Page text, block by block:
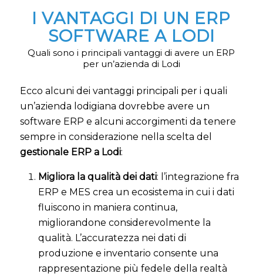
I VANTAGGI DI UN ERP
SOFTWARE A LODI
Quali sono i principali vantaggi di avere un ERP
per un’azienda di Lodi
Ecco alcuni dei vantaggi principali per i quali
un’azienda lodigiana dovrebbe avere un
software ERP e alcuni accorgimenti da tenere
sempre in considerazione nella scelta del
gestionale ERP a Lodi:
Migliora la qualità dei dati: l’integrazione fra
ERP e MES crea un ecosistema in cui i dati
fluiscono in maniera continua,
migliorandone considerevolmente la
qualità. L’accuratezza nei dati di
produzione e inventario consente una
rappresentazione più fedele della realtà